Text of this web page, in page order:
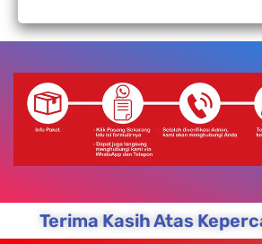
Terima Kasih Atas